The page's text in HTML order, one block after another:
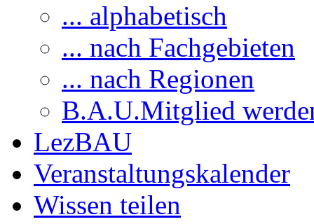
... alphabetisch
... nach Fachgebieten
... nach Regionen
B.A.U.Mitglied
LezBAU
Veranstaltungskalender
Wissen teilen